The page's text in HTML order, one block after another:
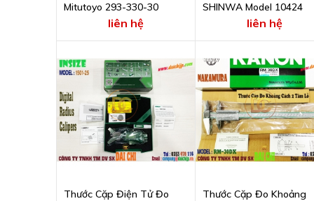
Mitutoyo 293-330-30
liên hệ
SHINWA Model 10424
liên hệ
Thước Cặp Điện Tử Đo
Thước Cặp Đo Khoảng